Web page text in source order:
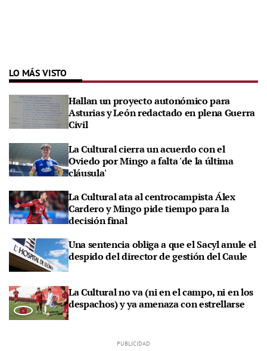
LO MÁS VISTO
Hallan un proyecto autonómico para
Asturias y León redactado en plena Guerra
Civil
La Cultural cierra un acuerdo con el
Oviedo por Mingo a falta 'de la última
cláusula'
La Cultural ata al centrocampista Álex
Cardero y Mingo pide tiempo para la
decisión final
Una sentencia obliga a que el Sacyl anule el
despido del director de gestión del Caule
La Cultural no va (ni en el campo, ni en los
despachos) y ya amenaza con estrellarse